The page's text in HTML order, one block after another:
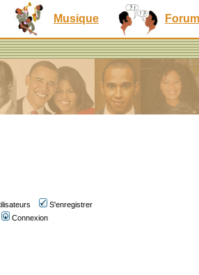
Musique
S'enregistrer
Connexion